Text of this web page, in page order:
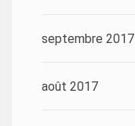
septembre 2017
août 2017